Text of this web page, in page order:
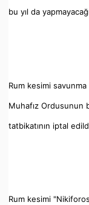
bu yıl da
Rum kesimi savunma
Muhafız Ordusunun
tatbikatının iptal
Rum kesimi